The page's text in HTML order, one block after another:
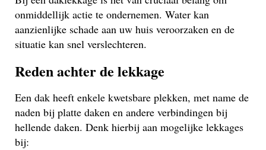
onmiddellijk actie te ondernemen. Water kan
aanzienlijke schade aan uw huis veroorzaken en de
situatie kan snel verslechteren.
Reden achter de lekkage
Een dak heeft enkele kwetsbare plekken, met name de
naden bij platte daken en andere verbindingen bij
hellende daken. Denk hierbij aan mogelijke lekkages
bij: